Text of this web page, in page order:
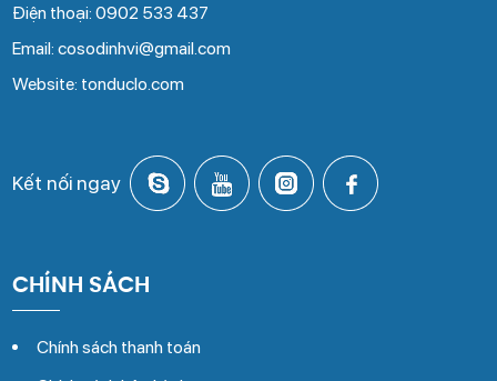
Điện thoại: 0902 533 437
Email: cosodinhvi@gmail.com
Website: tonduclo.com
Kết nối ngay
CHÍNH SÁCH
Chính sách thanh toán